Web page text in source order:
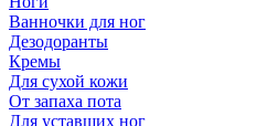
Ванночки для ног
Дезодоранты
Кремы
Для сухой кожи
От запаха пота
Для уставших ног